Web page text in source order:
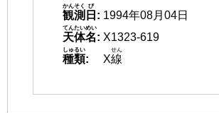
観測
かんそく
日
び
: 1994年08月04日
天体名
てんたいめい
: X1323-619
種類
しゅるい
: X線
せん